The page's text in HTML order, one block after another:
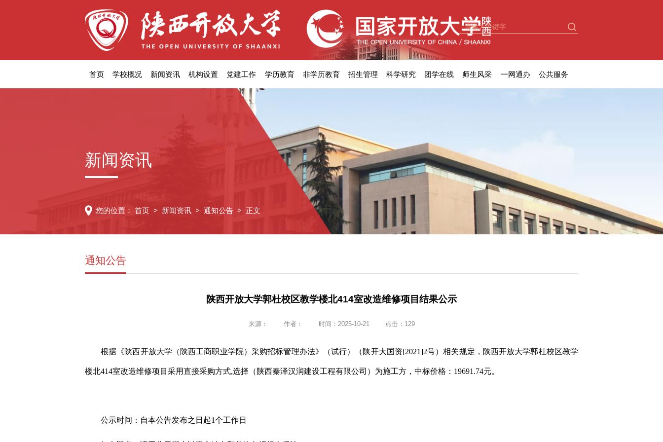
首页 学校概况 新闻资讯 机构设置 党建工作 学历教育 非学历教育 招生管理 科学研究 团学在线 师生风采 一网通办 公共服务
新闻资讯
您的位置： 首页 > 新闻资讯 > 通知公告 > 正文
通知公告
陕西开放大学郭杜校区教学楼北414室改造维修项目结果公示
来源： 作者： 时间：2025-10-21 点击： 129
根据《陕西开放大学（陕西工商职业学院）采购招标管理办法》（试行）（陕开大国资[2021]2号）相关规定，陕西开放大学郭杜校区教学
楼北414室改造维修项目 采用直接采购方式,选择（ 陕西秦泽汉润建设工程有限公司）为施工方，中标价格： 19691.74元。
公示时间：自本公告发布之日起1个工作日